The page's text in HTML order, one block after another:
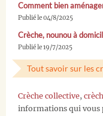
Comment bien
Publié le 04/8/2025
Crèche, nounou à
Publié le 19/7/2025
Tout savoir sur les
Crèche collective,
informations qui vous